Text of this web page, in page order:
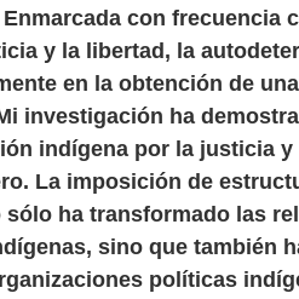
con frecuencia
y la libertad, la
en la obtención de
investigación ha
indígena por la justicia
La imposición de
ha transformado las
sino que también
políticas